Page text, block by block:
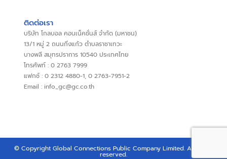
ติดต่อเรา
บริษัท โกลบอล คอนเน็คชั่นส์ จำกัด (มหาชน)
13/1 หมู่ 2 ถนนกิ่งแก้ว ตำบลราชาเทวะ
บางพลี สมุทรปราการ 10540 ประเทศไทย
โทรศัพท์ : 0 2763 7999
แฟกซ์ : 0 2312 4880-1, 0 2763-7951-2
Email : info_gc@gc.co.th
© Copyright Global Connections Public Company Limited. All rights
reserved.